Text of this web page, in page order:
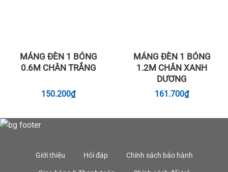
MÁNG ĐÈN 1 BÓNG
0.6M CHÂN TRẮNG
150.200₫
MÁNG ĐÈN 1 BÓNG
1.2M CHÂN XANH
DƯƠNG
161.700₫
Giới thiệu Hỏi đáp Chính sách bảo hành